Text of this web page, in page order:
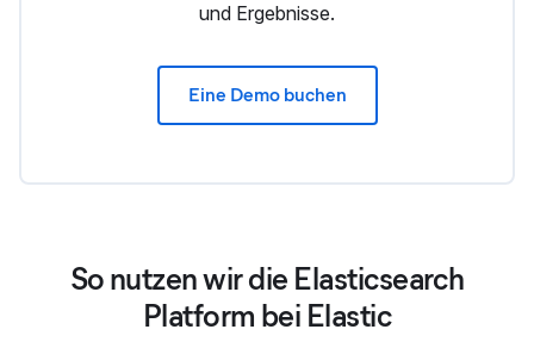
und Ergebnisse.
Eine Demo buchen
So nutzen wir die Elasticsearch
Platform bei Elastic